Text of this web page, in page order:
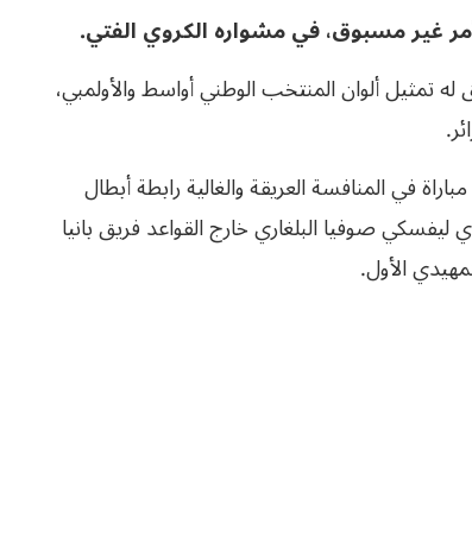
غير مسبوق، في مشواره الكروي الفتي.
البالغ من العمر 24 سنة، سبق له تمثيل ألوان المنتخب الوطني أواسط والأولمبي،
في المنافسة العريقة والغالية رابطة أبطال
ليفسكي صوفيا البلغاري خارج القواعد فريق بانيا
الأول.